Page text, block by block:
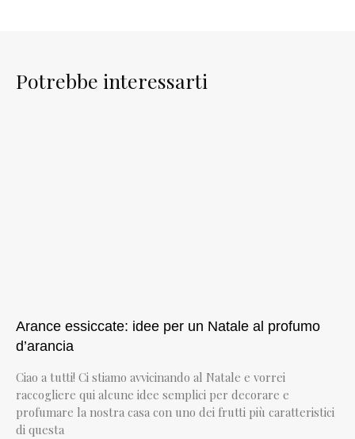
Potrebbe interessarti
Arance essiccate: idee per un Natale al profumo
d’arancia
Ciao a tutti! Ci stiamo avvicinando al Natale e vorrei
raccogliere qui alcune idee semplici per decorare e
profumare la nostra casa con uno dei frutti più caratteristici
di questa